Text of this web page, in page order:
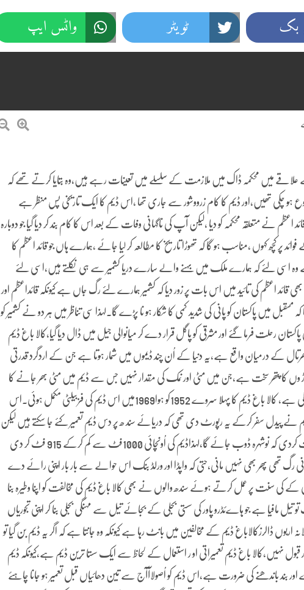
بک ٹویٹر واٹس ایپ
انڈس کے علاقے میں محکمہ ڈاک میں ملازمت کے سلسلے میں تعینات رہے ہیں،وہ بتایا کرتے تھے کہ
ہو چکی تھیں،اور ڈیم کا کام زرووشور سے جاری تھا ،اس ڈیم کا ایک تاریخی پس منظر ہے
اعظم نے متعلقہ محکمہ کو دیا ،لیکن آپ کی ناگہانی وفات کے بعد اس کا کام بند کر دیا گیا جو دوبارہ
پر کچھ کہوں ،مناسب ہو گا کہ تھوڑا تاریخ کا مطالعہ کر لیا جائے ،ہمارے ہاں جو قائد اعظم کا
ہے وہ اسی لئے کہ ہمارے ملک میں بہنے والے سارے دریا کشمیر سے ہی نکلتے ہیں،اسی لئے
اعظم کی تائید میں اس بات پر زور دیا کہ کشمیر ہمارے لئے رگ جاں ہے کیونکہ قائداعظم اور
مسقبل میں پاکستان کو پانی کی شدید کمی کا شکار ہو نا پڑے گا۔لہذا سی تناظر میں ہر دو نے کشمیر کو
رحلت فرما گئے اور مشرقی کو پاگل قرار دے کر میانوالی جیل میں ڈال دیا گیا،کالا باغ ڈیم
کے درمیان واقع ہے،یہ دنیا کے اُن چند ڈیموں میں شمار ہوتا ہے جن کے اردگرد قدرتی
وں کا پتھر سخت ہے،جن میں مٹی اور نمک کی مقدار نہیں جس سے ڈیم میں مٹی بھر جانے کا
اندیشہ ہو،جیسا کہ تربیلا اور منگلا ڈیم میں مٹی اور ریت بھر چکی ہے، کالا باغ ڈیم کا پہلا سروے 1952کو ہوا1969میں اس ڈیم کی فزبیلٹی مکمل ہوئی۔اس
ایک ٹیم نے پیدل سفر کرکے یہ رپورٹ دی تھی کہ دریائے سند ھ پر دس ڈیم تعمیر کئے جا سکتے ہیں لیکن
ضیاء دور میں گورنر سرحد فضل حق نے اس ڈیم کی مخالفت کردی کہ نوشہرہ ڈوب جائے گا،لہذاڈیم کی اُونچائی 1000فٹ سے کم کرکے 915 فٹ کر دی
85فٹ ہو گئی ،لیکن پٹھانی رگ تھی پھر بھی نہیں مانی،حتی کہ واپڈا اور ورلڈ بنک اس حوالے سے بار بار اپنی رائے دے
کے کی سنت پر عمل کرتے ہوئے سندھ والوں نے بھی کالا باغ ڈیم کی مخالفت کو اپنا وطیرہ بنا
تو تیل مافیا ہے جو ہاےئڈرو پاور کی سستی بجلی کے بجائے تیل سے مہنگی بجلی بنا کر اپنی تجوریاں
ڈالرزکالاباغ ڈیم کے مخالفین میں بانٹ رہا ہے کیونکہ وہ جانتا ہے کہ اگر یہ ڈیم بن گیا تو
قبول نہیں،کالا باغ ڈیم تعمیراتی او ر استعمال کے لحاظ سے ایک سستا ترین ڈیم ہے،کیونکہ ڈیم
باندھنے کی ضرورت ہے،اس ڈیم کو اُصولاآآج سے تین دھائیاں قبل تعمیر ہو جانا چاہئے